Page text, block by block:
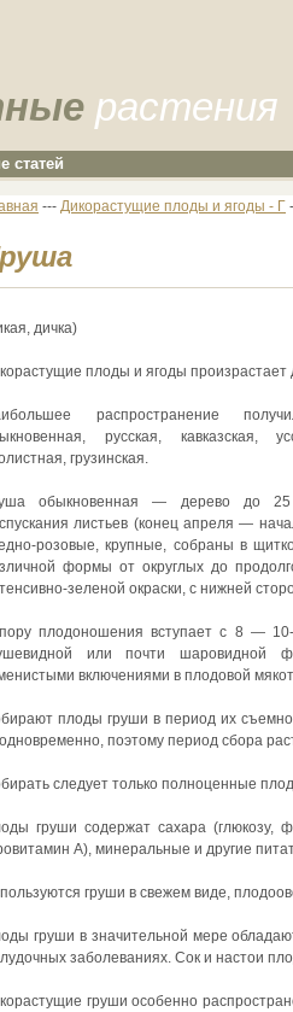
растения
статей
--- Дикорастущие плоды и ягоды - Г
дичка)
плоды и ягоды произрастает
распространение
русская, кавказская,
грузинская.
обыкновенная — дерево до
листьев (конец апреля —
розовые, крупные, собраны в
формы от округлых до
зеленой окраски, с нижней
плодоношения вступает с 8 — 10-
или почти шаровидной
включениями в плодовой
плоды груши в период их
поэтому период сбора
следует только полноценные
груши содержат сахара (глюкозу,
А), минеральные и другие
груши в свежем виде,
груши в значительной мере
заболеваниях. Сок и настои
груши особенно